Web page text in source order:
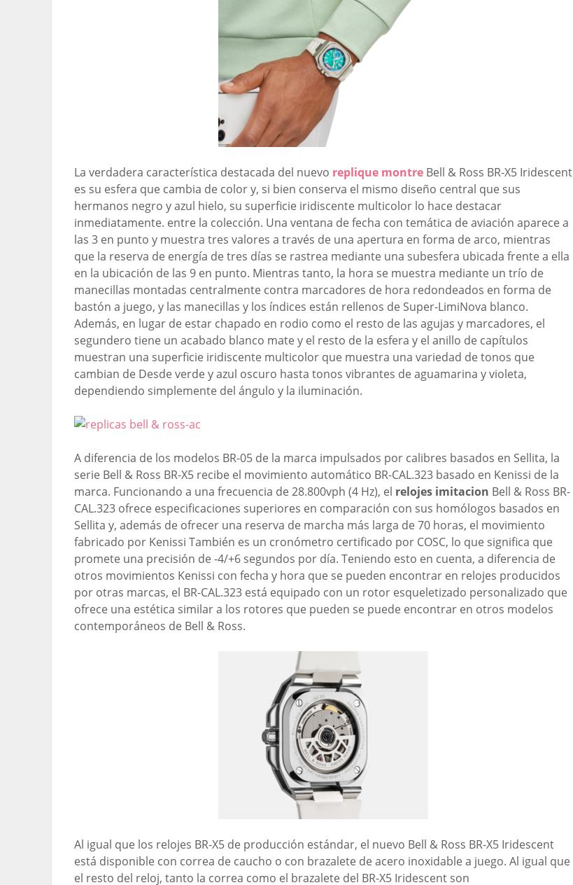
La verdadera característica destacada del nuevo replique montre Bell & Ross BR-X5 Iridescent
es su esfera que cambia de color y, si bien conserva el mismo diseño central que sus
hermanos negro y azul hielo, su superficie iridiscente multicolor lo hace destacar
inmediatamente. entre la colección. Una ventana de fecha con temática de aviación aparece a
las 3 en punto y muestra tres valores a través de una apertura en forma de arco, mientras
que la reserva de energía de tres días se rastrea mediante una subesfera ubicada frente a ella
en la ubicación de las 9 en punto. Mientras tanto, la hora se muestra mediante un trío de
manecillas montadas centralmente contra marcadores de hora redondeados en forma de
bastón a juego, y las manecillas y los índices están rellenos de Super-LimiNova blanco.
Además, en lugar de estar chapado en rodio como el resto de las agujas y marcadores, el
segundero tiene un acabado blanco mate y el resto de la esfera y el anillo de capítulos
muestran una superficie iridiscente multicolor que muestra una variedad de tonos que
cambian de Desde verde y azul oscuro hasta tonos vibrantes de aguamarina y violeta,
dependiendo simplemente del ángulo y la iluminación.
A diferencia de los modelos BR-05 de la marca impulsados ​​por calibres basados ​​en Sellita, la
serie Bell & Ross BR-X5 recibe el movimiento automático BR-CAL.323 basado en Kenissi de la
marca. Funcionando a una frecuencia de 28.800vph (4 Hz), el relojes imitacion Bell & Ross BR-
CAL.323 ofrece especificaciones superiores en comparación con sus homólogos basados ​​en
Sellita y, además de ofrecer una reserva de marcha más larga de 70 horas, el movimiento
fabricado por Kenissi También es un cronómetro certificado por COSC, lo que significa que
promete una precisión de -4/+6 segundos por día. Teniendo esto en cuenta, a diferencia de
otros movimientos Kenissi con fecha y hora que se pueden encontrar en relojes producidos
por otras marcas, el BR-CAL.323 está equipado con un rotor esqueletizado personalizado que
ofrece una estética similar a los rotores que pueden se puede encontrar en otros modelos
contemporáneos de Bell & Ross.
Al igual que los relojes BR-X5 de producción estándar, el nuevo Bell & Ross BR-X5 Iridescent
está disponible con correa de caucho o con brazalete de acero inoxidable a juego. Al igual que
el resto del reloj, tanto la correa como el brazalete del BR-X5 Iridescent son